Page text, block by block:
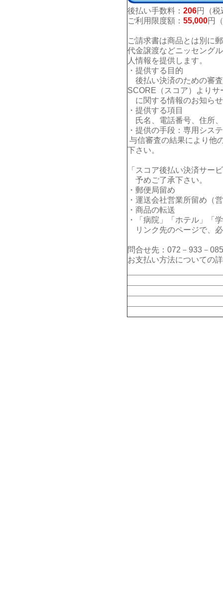
後払い手数料： 206円（税
ご利用限度額： 55,000円
ご請求書は商品とは別に
代金譲渡などニッセング
人情報を提供します。
・提供する目的
後払い決済のための審
SCORE（スコア）よりサ
に関する情報のお知ら
・提供する項目
氏名、電話番号、住所
・提供の手段：専用シス
与信審査の結果により他
下さい。
「スコア後払い決済サー
予めご了承下さい。
・郵便局留め
・運送会社営業所留め（
・商品の転送
・「病院」「ホテル」「
リンク先のページで、
問合せ先：072－933－
お支払い方法についての